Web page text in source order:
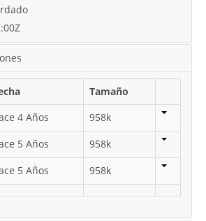
Tamaño
4 Años
958k
5 Años
958k
5 Años 958k